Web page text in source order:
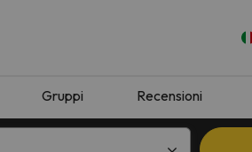
Gruppi Recensioni